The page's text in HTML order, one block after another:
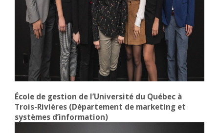
École de gestion de l’Université du Québec à
Trois-Rivières (Département de marketing et
systèmes d’information)